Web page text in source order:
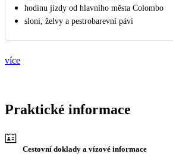
hodinu jízdy od hlavního města Colombo
sloni, želvy a pestrobarevní pávi
více
Praktické informace
Cestovní doklady a vízové informace